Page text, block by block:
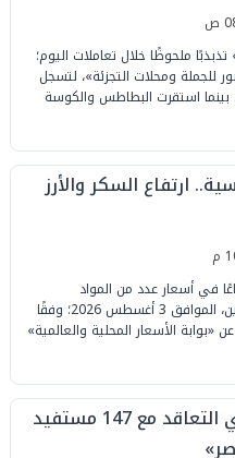
ملحوظًا خلال تعاملات اليوم؛
للجملة ومحلات التجزئة»، لتسجل
إلى 10 جنيهات»، بينما استقرت البطاطس والكوسة
ارتفاع السكر والأرز
في أسعار عدد من المواد
الأساسية» خلال تعاملات اليوم الإثنين، الموافق 3 أغسطس 2026؛ وفقًا
الأسعار المحلية والعالمية»
تنمية الريف المصري.. جاري التعاقد مع 147 مستفيد